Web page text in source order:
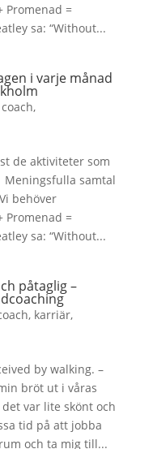
Promenad =
sa: “Without...
i varje månad
coach,
de aktiviteter som
Meningsfulla samtal
behöver
Promenad =
sa: “Without...
påtaglig –
, karriär,
by walking. –
bröt ut i våras
var lite skönt och
tid på att jobba
och ta mig till...